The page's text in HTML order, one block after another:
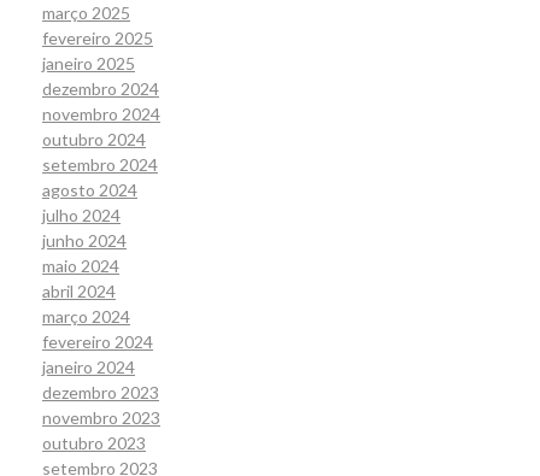
março 2025
fevereiro 2025
janeiro 2025
dezembro 2024
novembro 2024
outubro 2024
setembro 2024
agosto 2024
julho 2024
junho 2024
maio 2024
abril 2024
março 2024
fevereiro 2024
janeiro 2024
dezembro 2023
novembro 2023
outubro 2023
setembro 2023